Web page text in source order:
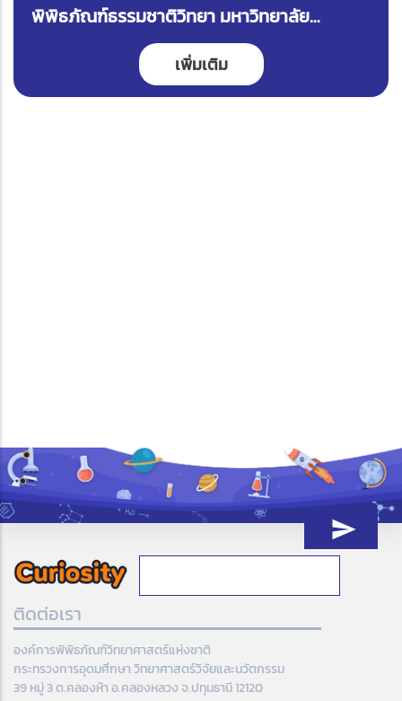
พิพิธภัณฑ์ธรรมชาติวิทยา มหาวิทยาลัย
เพิ่มเติม
ติดต่อเรา
องค์การพิพิธภัณฑ์วิทยาศาสตร์แห่งชาติ
กระทรวงการอุดมศึกษา วิทยาศาสตร์วิจัยและนวัตกรรม
39 หมู่ 3 ต.คลองห้า อ.คลองหลวง จ.ปทุมธานี 12120